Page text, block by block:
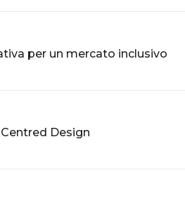
per un mercato inclusivo
Design